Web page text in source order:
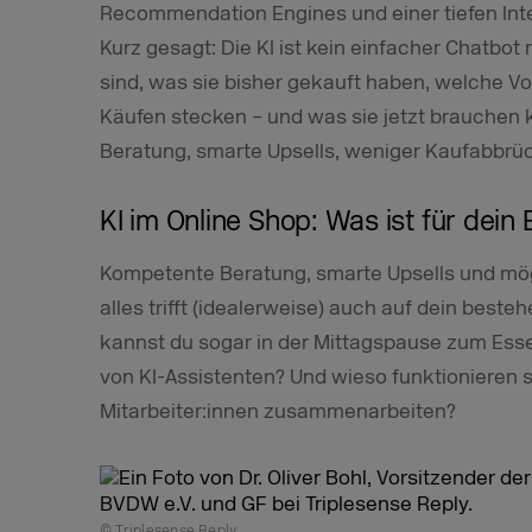
Recommendation Engines und einer tiefen
Kurz gesagt: Die KI ist kein einfacher Chatbot
sind, was sie bisher gekauft haben, welche
Käufen stecken – und was sie jetzt brauchen
Beratung, smarte Upsells, weniger
KI im Online Shop: Was ist für
Kompetente Beratung, smarte Upsells und
alles trifft (idealerweise) auch auf dein
kannst du sogar in der Mittagspause zum
von KI-Assistenten? Und wieso funktionieren
Mitarbeiter:innen zusammenarbeiten?